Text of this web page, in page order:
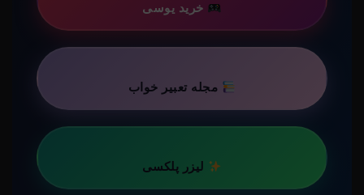
خرید یوسی
مجله تعبیر خواب
لیزر پلکسی